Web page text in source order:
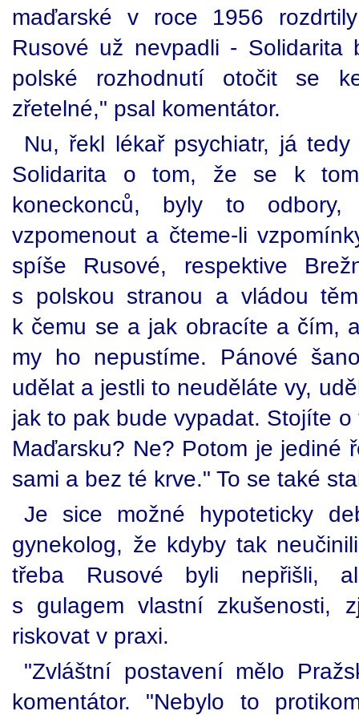
maďarské v roce 1956
Rusové už nevpadli -
polské rozhodnutí otočit se
zřetelné," psal komentátor.
Nu, řekl lékař psychiatr, já
Solidarita o tom, že se k
koneckonců, byly to
vzpomenout a čteme-li
spíše Rusové, respektive
s polskou stranou a vládou
k čemu se a jak obracíte a čím,
my ho nepustíme. Pánové
udělat a jestli to neuděláte vy,
jak to pak bude vypadat. Stojíte
Maďarsku? Ne? Potom je jediné
sami a bez té krve." To se také
Je sice možné hypoteticky
gynekolog, že kdyby tak
třeba Rusové byli nepřišli,
s gulagem vlastní zkušenosti,
riskovat v praxi.
"Zvláštní postavení mělo
komentátor. "Nebylo to